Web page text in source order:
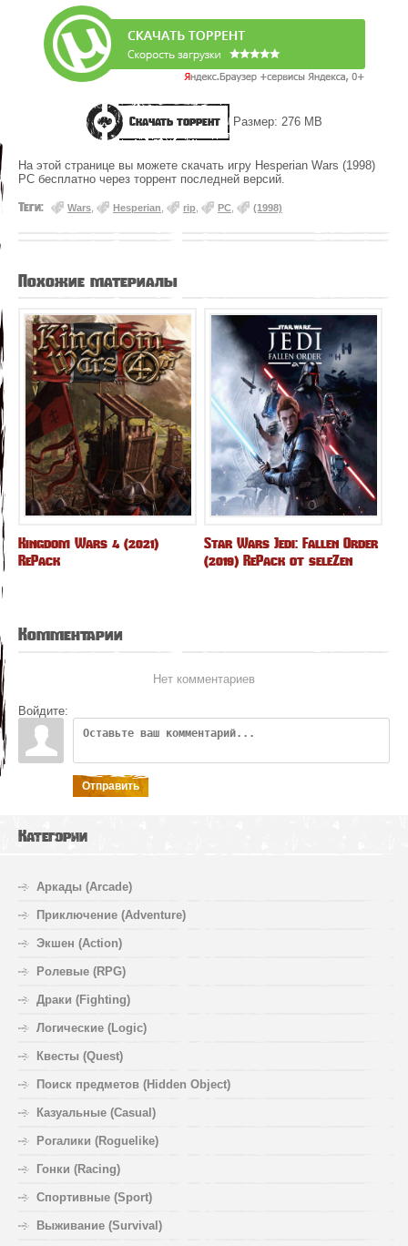
Скачать торрент Размер: 276 MB
На этой странице вы можете скачать игру Hesperian Wars (1998)
PC бесплатно через торрент последней версий.
Теги: Wars Hesperian rip PC (1998)
Похожие материалы
Kingdom Wars 4 (2021)
RePack
Star Wars Jedi: Fallen Order
(2019) RePack от seleZen
Комментарии
Нет комментариев
Войдите:
Отправить
Категории
Аркады (Arcade)
Приключение (Adventure)
Экшен (Action)
Ролевые (RPG)
Драки (Fighting)
Логические (Logic)
Квесты (Quest)
Поиск предметов (Hidden Object)
Казуальные (Casual)
Рогалики (Roguelike)
Гонки (Racing)
Спортивные (Sport)
Выживание (Survival)